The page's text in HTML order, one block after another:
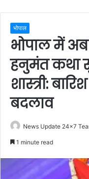
भोपाल
भोपाल में
हनुमंत कथा
शास्त्री:
बदलाव
News Update 24x7
1 minute read